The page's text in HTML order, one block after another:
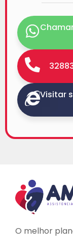
Visitar
O melhor